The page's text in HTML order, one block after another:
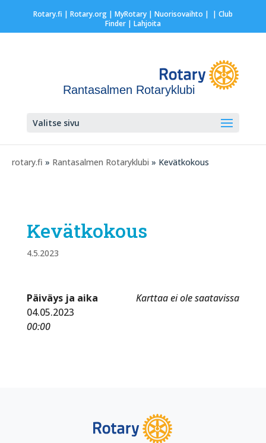
Rotary.fi | Rotary.org| MyRotary | Nuorisovaihto | | Club
Finder| Lahjoita
Rantasalmen Rotaryklubi
Valitse sivu
rotary.fi » Rantasalmen Rotaryklubi » Kevätkokous
Kevätkokous
4.5.2023
Karttaa ei ole saatavissa
Päiväys ja aika
04.05.2023
00:00